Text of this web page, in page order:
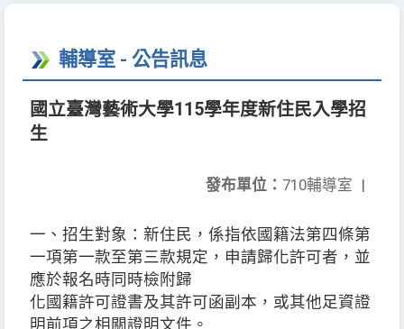
輔導室 - 公告訊息
國立臺灣藝術大學115學年度新住民入學招
生
發布單位： 710輔導室 |
一、招生對象：新住民，係指依國籍法第四條第
一項第一款至第三款規定，申請歸化許可者，並
應於報名時同時檢附歸
化國籍許可證書及其許可函副本，或其他足資證
明前項之相關證明文件。